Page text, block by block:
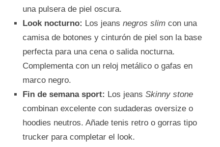
una pulsera de piel oscura.
Look nocturno: Los jeans negros slim con una
camisa de botones y cinturón de piel son la base
perfecta para una cena o salida nocturna.
Complementa con un reloj metálico o gafas en
marco negro.
Fin de semana sport: Los jeans Skinny stone
combinan excelente con sudaderas oversize o
hoodies neutros. Añade tenis retro o gorras tipo
trucker para completar el look.